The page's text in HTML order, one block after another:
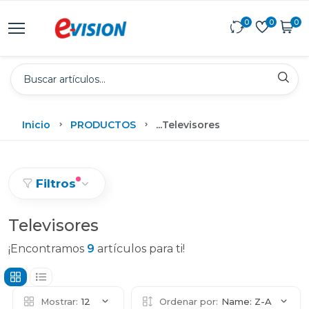
0 0 0
Inicio PRODUCTOS ...Televisores
Filtros
Televisores
¡Encontramos 9 artículos para ti!
Mostrar: 12 Ordenar por: Name: Z-A